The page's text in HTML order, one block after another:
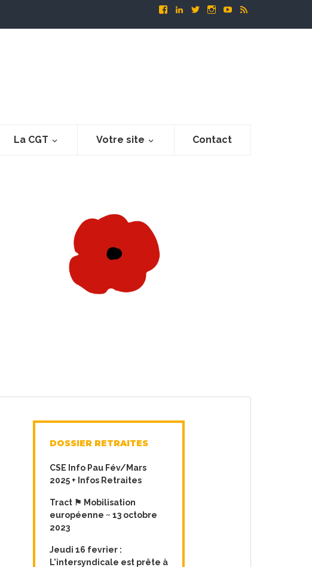
La CGT Votre site Contact
DOSSIER RETRAITES
CSE Info Pau Fév/Mars
2025 + Infos Retraites
Tract ⚑ Mobilisation
européenne ~ 13 octobre
2023
Jeudi 16 fevrier :
L’intersyndicale est prête à